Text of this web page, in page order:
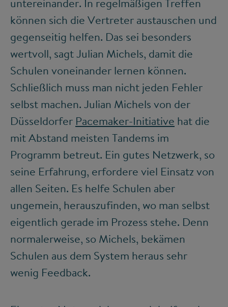
untereinander. In regelmäßigen Treffen
können sich die Vertreter austauschen und
gegenseitig helfen. Das sei besonders
wertvoll, sagt Julian Michels, damit die
Schulen voneinander lernen können.
Schließlich muss man nicht jeden Fehler
selbst machen. Julian Michels von der
Düsseldorfer Pacemaker-Initiative hat die
mit Abstand meisten Tandems im
Programm betreut. Ein gutes Netzwerk, so
seine Erfahrung, erfordere viel Einsatz von
allen Seiten. Es helfe Schulen aber
ungemein, herauszufinden, wo man selbst
eigentlich gerade im Prozess stehe. Denn
normalerweise, so Michels, bekämen
Schulen aus dem System heraus sehr
wenig Feedback.